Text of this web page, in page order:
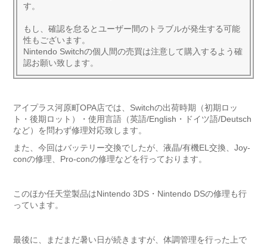
す。
もし、確認を怠るとユーザー間のトラブルが発生する可能
性もございます。
Nintendo Switchの個人間の売買は注意して購入するよう確
認お願い致します。
アイプラス河原町OPA店では、Switchの出荷時期（初期ロッ
ト・後期ロット）・使用言語（英語/English・ドイツ語/Deutsch
など）を問わず修理対応致します。
また、今回はバッテリー交換でしたが、液晶/有機EL交換、Joy-
conの修理、Pro-conの修理などを行っております。
このほか任天堂製品はNintendo 3DS・Nintendo DSの修理も行
っています。
最後に、まだまだ暑い日が続きますが、体調管理を行った上で